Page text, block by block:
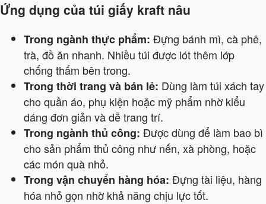
Ứng dụng của túi giấy kraft nâu
Trong ngành thực phẩm: Đựng bánh mì, cà phê,
trà, đồ ăn nhanh. Nhiều túi được lót thêm lớp
chống thấm bên trong.
Trong thời trang và bán lẻ: Dùng làm túi xách tay
cho quần áo, phụ kiện hoặc mỹ phẩm nhờ kiểu
dáng đơn giản và dễ trang trí.
Trong ngành thủ công: Được dùng để làm bao bì
cho sản phẩm thủ công như nến, xà phòng, hoặc
các món quà nhỏ.
Trong vận chuyển hàng hóa: Đựng tài liệu, hàng
hóa nhỏ gọn nhờ khả năng chịu lực tốt.